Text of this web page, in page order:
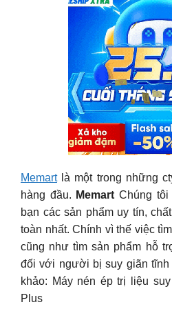
Memartlà một trong những
hàng đầu. MemartChúng
bạn các sản phẩm uy tín,
toàn nhất. Chính vì thế việc
cũng như tìm sản phẩm hỗ
đối với người bị suy giãn tĩnh
khảo: Máy nén ép trị liệu
Plus